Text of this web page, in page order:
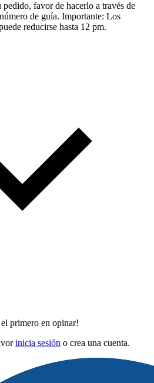
favor de hacerlo a través de
de guía. Importante: Los
reducirse hasta 12 pm.
primero en opinar!
inicia sesión o crea una cuenta.